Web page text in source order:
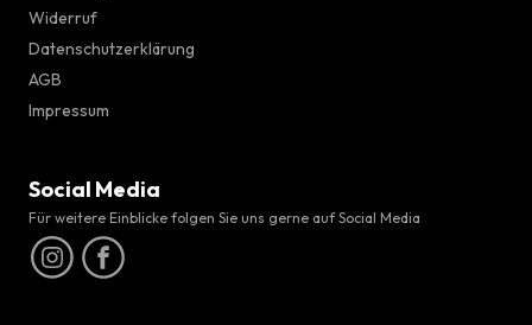
Widerruf
Datenschutzerklärung
AGB
Impressum
Social Media
Für weitere Einblicke folgen Sie uns gerne auf Social Media